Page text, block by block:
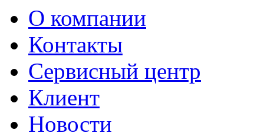
О компании
Контакты
Сервисный центр
Клиент
Новости